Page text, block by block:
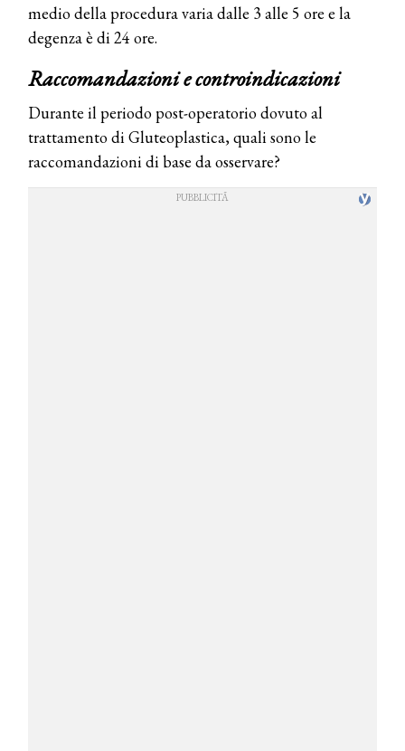
medio della procedura varia dalle 3 alle 5 ore e la
degenza è di 24 ore.
Raccomandazioni e controindicazioni
Durante il periodo post-operatorio dovuto al
trattamento di Gluteoplastica, quali sono le
raccomandazioni di base da osservare?